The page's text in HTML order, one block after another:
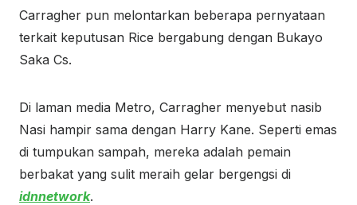
Carragher pun melontarkan beberapa pernyataan
terkait keputusan Rice bergabung dengan Bukayo
Saka Cs.
Di laman media Metro, Carragher menyebut nasib
Nasi hampir sama dengan Harry Kane. Seperti emas
di tumpukan sampah, mereka adalah pemain
berbakat yang sulit meraih gelar bergengsi di
idnnetwork.